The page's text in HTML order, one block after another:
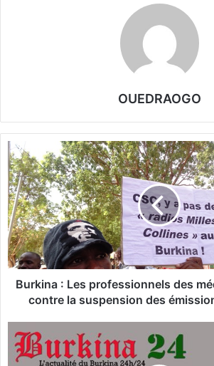
OUEDRAOGO
B
u
r
k
i
n
a
:
L
o
Burkina : Les professionnels des
contre la suspension des
n
m